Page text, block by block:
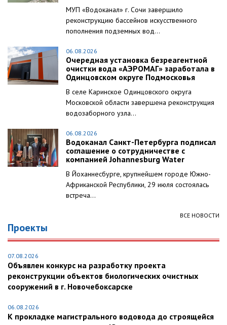
МУП «Водоканал» г. Сочи завершило
реконструкцию бассейнов искусственного
пополнения подземных вод...
06.08.2026
Очередная установка безреагентной
очистки вода «АЭРОМАГ» заработала в
Одинцовском округе Подмосковья
В селе Каринское Одинцовского округа
Московской области завершена реконструкция
водозаборного узла...
06.08.2026
Водоканал Санкт-Петербурга подписал
соглашение о сотрудничестве с
компанией Johannesburg Water
В Йоханнесбурге, крупнейшем городе Южно-
Африканской Республики, 29 июля состоялась
встреча...
ВСЕ НОВОСТИ
Проекты
07.08.2026
Объявлен конкурс на разработку проекта
реконструкции объектов биологических очистных
сооружений в г. Новочебоксарске
06.08.2026
К прокладке магистрального водовода до строящейся